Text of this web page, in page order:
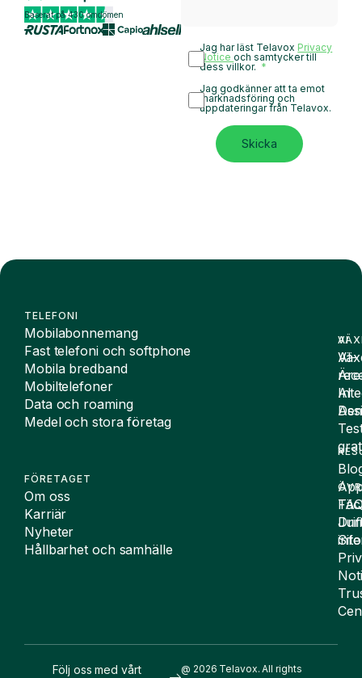
Baserat på 430 omdömen
Jag har läst Telavox Privacy
Noticeoch samtycker till
dess villkor.
Jag godkänner att ta emot
marknadsföring och
uppdateringar från Telavox.
Skicka
TELEFONI
Mobilabonnemang
Fast telefoni och softphone
Mobila bredband
Mobiltelefoner
Data och roaming
Medel och stora företag
FÖRETAGET
Om oss
Karriär
Nyheter
Hållbarhet och samhälle
AI
AI-
AI
@ 2026 Telavox. All rights
Följ oss med vårt